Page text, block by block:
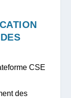
CSE
des